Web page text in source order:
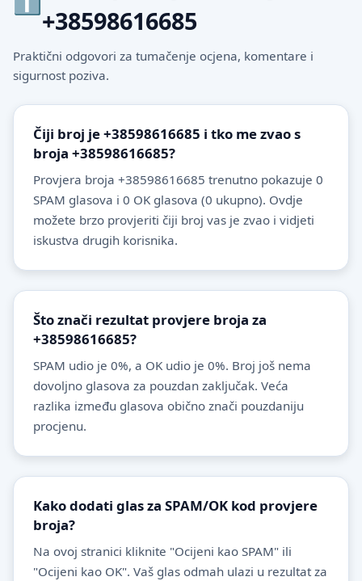
+38598616685
Praktični odgovori za tumačenje ocjena, komentare i
sigurnost poziva.
Čiji broj je +38598616685 i tko me zvao s
broja +38598616685?
Provjera broja +38598616685 trenutno pokazuje 0
SPAM glasova i 0 OK glasova (0 ukupno). Ovdje
možete brzo provjeriti čiji broj vas je zvao i vidjeti
iskustva drugih korisnika.
Što znači rezultat provjere broja za
+38598616685?
SPAM udio je 0%, a OK udio je 0%. Broj još nema
dovoljno glasova za pouzdan zaključak. Veća
razlika između glasova obično znači pouzdaniju
procjenu.
Kako dodati glas za SPAM/OK kod provjere
broja?
Na ovoj stranici kliknite "Ocijeni kao SPAM" ili
"Ocijeni kao OK". Vaš glas odmah ulazi u rezultat za